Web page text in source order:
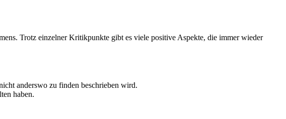
Trotz einzelner Kritikpunkte gibt es viele positive Aspekte, die immer wieder
anderswo zu finden beschrieben wird.
haben.